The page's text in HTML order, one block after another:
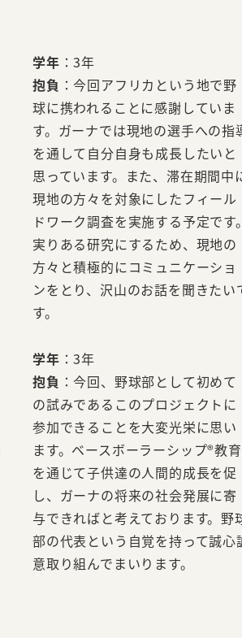
学年 ：3年
抱負 ：今回アフリカという地で野
球に携われることに感謝していま
す。ガーナでは現地の選手への指
を通して自分自身も成長したいと
思っています。また、滞在期間中
現地の方々を対象にしたフィール
ドワーク調査を実施する予定です
実りある研究にするため、現地の
方々と積極的にコミュニケーショ
ンをとり、沢山のお話を聞きたい
す。
学年 ：3年
抱負 ：今回、野球部として初めて
の試みであるこのプロジェクトに
参加できることを大変光栄に思い
ます。ベースボーラーシップ®教育
を通じて子供達の人間的成長を促
し、ガーナの将来の社会発展に寄
与できればと考えております。野
部の代表という自覚を持って誠心
意取り組んでまいります。